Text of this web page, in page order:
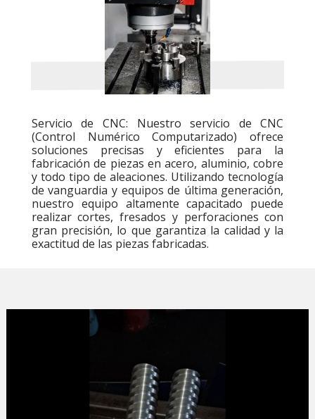
Servicio de CNC: Nuestro servicio de CNC
(Control Numérico Computarizado) ofrece
soluciones precisas y eficientes para la
fabricación de piezas en acero, aluminio, cobre
y todo tipo de aleaciones. Utilizando tecnología
de vanguardia y equipos de última generación,
nuestro equipo altamente capacitado puede
realizar cortes, fresados y perforaciones con
gran precisión, lo que garantiza la calidad y la
exactitud de las piezas fabricadas.